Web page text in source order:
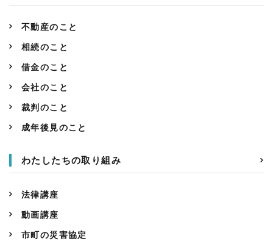
不動産のこと
相続のこと
借金のこと
会社のこと
裁判のこと
成年後見のこと
わたしたちの取り組み
法律講座
動画講座
市町の災害協定